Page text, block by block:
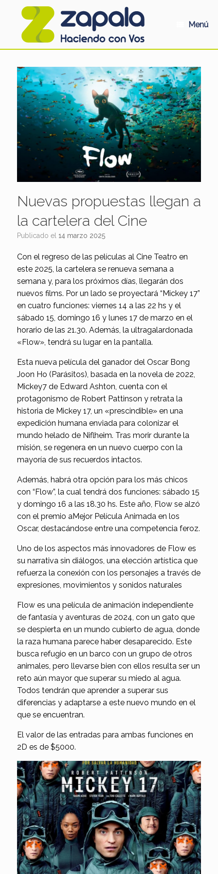
Menú
Nuevas propuestas llegan a
la cartelera del Cine
Publicado el 14 marzo 2025
Con el regreso de las películas al Cine Teatro en
este 2025, la cartelera se renueva semana a
semana y, para los próximos días, llegarán dos
nuevos films. Por un lado se proyectará “Mickey 17”
en cuatro funciones: viernes 14 a las 22 hs y el
sábado 15, domingo 16 y lunes 17 de marzo en el
horario de las 21.30. Además, la ultragalardonada
«Flow», tendrá su lugar en la pantalla.
Esta nueva película del ganador del Oscar Bong
Joon Ho (Parásitos), basada en la novela de 2022,
Mickey7 de Edward Ashton, cuenta con el
protagonismo de Robert Pattinson y retrata la
historia de Mickey 17, un «prescindible» en una
expedición humana enviada para colonizar el
mundo helado de Niflheim. Tras morir durante la
misión, se regenera en un nuevo cuerpo con la
mayoría de sus recuerdos intactos.
Además, habrá otra opción para los más chicos
con “Flow”, la cual tendrá dos funciones: sábado 15
y domingo 16 a las 18.30 hs. Este año, Flow se alzó
con el premio aMejor Película Animada en los
Oscar, destacándose entre una competencia feroz.
Uno de los aspectos más innovadores de Flow es
su narrativa sin diálogos, una elección artística que
refuerza la conexión con los personajes a través de
expresiones, movimientos y sonidos naturales
Flow es una película de animación independiente
de fantasía y aventuras de 2024, con un gato que
se despierta en un mundo cubierto de agua, donde
la raza humana parece haber desaparecido. Este
busca refugio en un barco con un grupo de otros
animales, pero llevarse bien con ellos resulta ser un
reto aún mayor que superar su miedo al agua.
Todos tendrán que aprender a superar sus
diferencias y adaptarse a este nuevo mundo en el
que se encuentran.
El valor de las entradas para ambas funciones en
2D es de $5000.